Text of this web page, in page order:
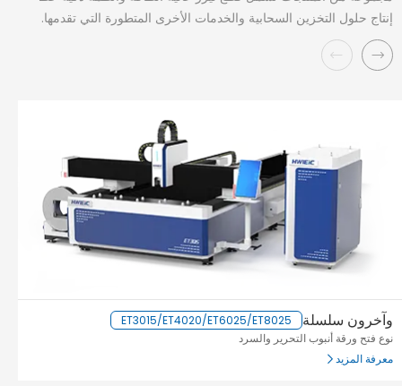
إنتاج حلول التخزين السحابية والخدمات الأخرى المتطورة التي تقدمها.
وآخرون سلسلة
ET3015/ET4020/ET6025/ET8025
نوع فتح ورقة أنبوب التحرير والسرد
معرفة المزيد